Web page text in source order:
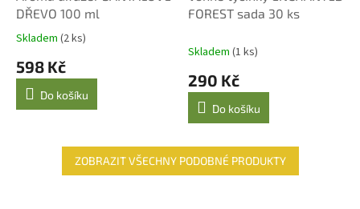
DŘEVO 100 ml
Průměrné
produktu
5,0
hvězdiček.
Skladem (2 ks)
598 Kč
Do košíku
FOREST sada 30 ks
Skladem (1 ks)
290 Kč
Do košíku
ZOBRAZIT VŠECHNY PODOBNÉ PRODUKTY